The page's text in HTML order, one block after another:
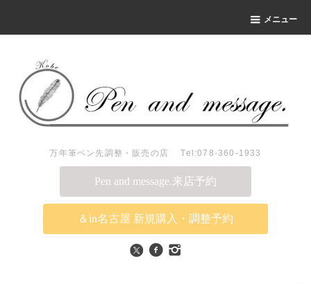
メニュー
万年筆ペン先調整・販売の店 Tel:078-360-1933
Pen and message.来店予約
＆in名古屋 新規購入・調整予約